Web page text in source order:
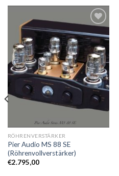
Zur
Wunschliste
RÖHRENVERSTÄRKER
Pier Audio MS 88 SE
(Röhrenvollverstärker)
€2.795,00